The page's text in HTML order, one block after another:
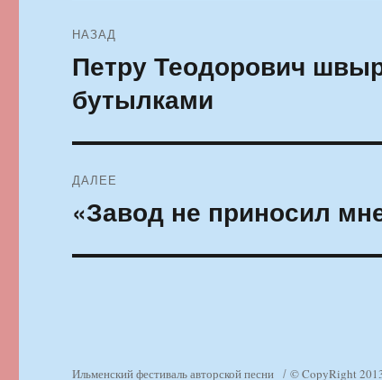
по
записям
НАЗАД
Предыдущая
запись:
Петру Теодорович
бутылками
ДАЛЕЕ
Следующая
«Завод не приносил
Ильменский фестиваль авторской песни © CopyRight